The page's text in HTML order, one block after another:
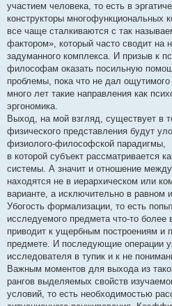
участием человека, то есть в
конструкторы многофункциональных
все чаще сталкиваются с так
фактором», который часто сводит на
задуманного комплекса. И призыв к
философам оказать посильную
проблемы, пока что не дал
много лет такие направления как
эргономика.
Выход, на мой взгляд, существует в
физического представления будут
физиолого-философской парадигмы,
в которой субъект рассматривается
системы. А значит и отношение
находятся не в иерархическом или
варианте, а исключительно в равном
Убогость формализации, то есть
исследуемого предмета что-то
приводит к ущербным построениям и
предмете. И последующие операции
исследователя в тупик и к не
Важным моментов для выхода из
рангов выделяемых свойств
условий, то есть необходимостью